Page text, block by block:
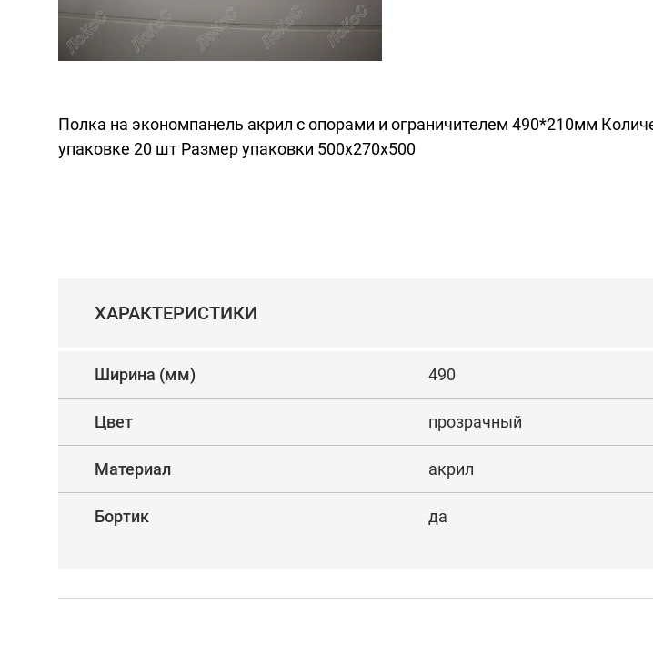
Полка на экономпанель акрил с опорами и ограничителем 490*210мм
упаковке 20 шт Размер упаковки 500х270х500
ХАРАКТЕРИСТИКИ
Ширина (мм) 490
Цвет прозрачный
Материал акрил
Бортик да